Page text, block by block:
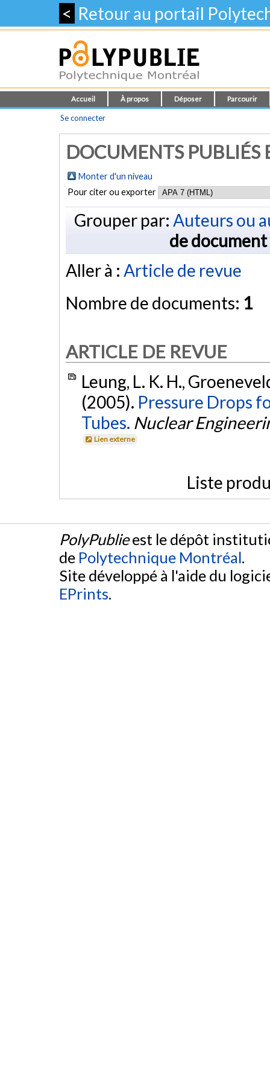
< Retour au portail
Accueil À propos Déposer Parcourir
Se connecter
DOCUMENTS PUBLIÉS
Monter d'un niveau
Pour citer ou exporter
Grouper par: Auteurs ou
de document
Aller à : Article de revue
Nombre de documents: 1
ARTICLE DE REVUE
Leung, L. K. H.,
(2005). Pressure Drops
Tubes. Nuclear
Lien externe
Liste
PolyPublieest le dépôt
de Polytechnique Montréal.
Site développé à l'aide du
EPrints.